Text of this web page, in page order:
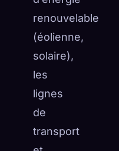
renouvelable
(éolienne,
solaire),
les
lignes
de
transport